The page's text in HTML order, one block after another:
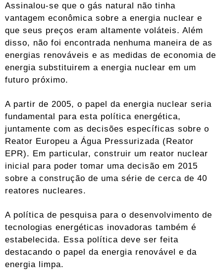
Assinalou-se que o gás natural não tinha
vantagem econômica sobre a energia nuclear e
que seus preços eram altamente voláteis. Além
disso, não foi encontrada nenhuma maneira de as
energias renováveis ​​e as medidas de economia de
energia substituirem a energia nuclear em um
futuro próximo.
A partir de 2005, o papel da energia nuclear seria
fundamental para esta política energética,
juntamente com as decisões específicas sobre o
Reator Europeu a Água Pressurizada (Reator
EPR). Em particular, construir um reator nuclear
inicial para poder tomar uma decisão em 2015
sobre a construção de uma série de cerca de 40
reatores nucleares.
A política de pesquisa para o desenvolvimento de
tecnologias energéticas inovadoras também é
estabelecida. Essa política deve ser feita
destacando o papel da energia renovável e da
energia limpa.